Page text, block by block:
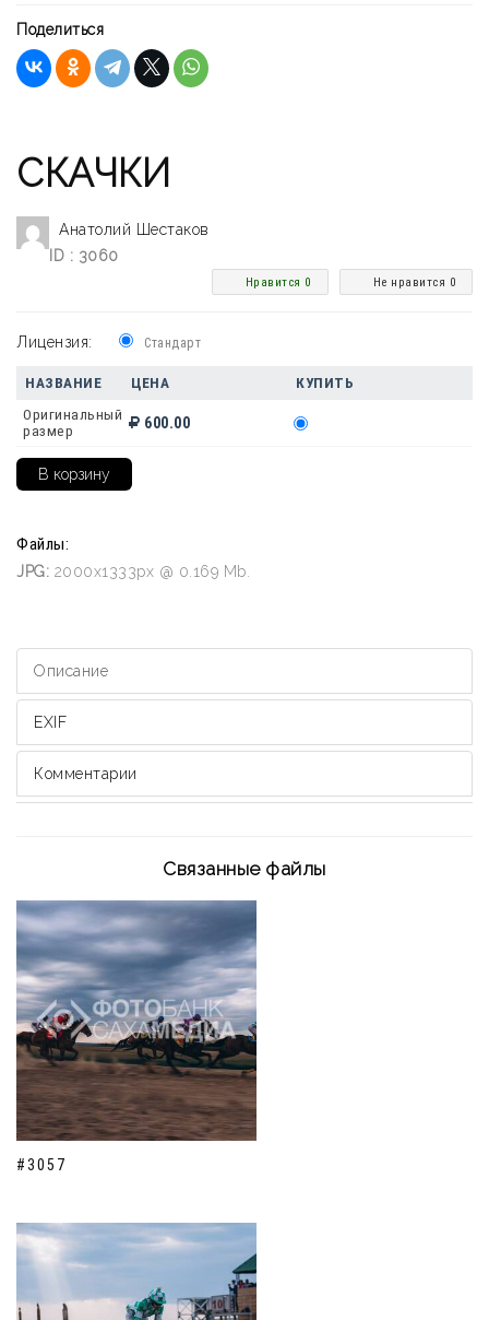
Поделиться
СКАЧКИ
Анатолий Шестаков
ID : 3060
Не нравится 0
Нравится 0
Лицензия: Стандарт
НАЗВАНИЕ ЦЕНА
КУПИТЬ
Оригинальный
размер
600.00
Файлы:
JPG: 2000x1333px @ 0.169 Mb.
Описание
EXIF
Комментарии
Связанные файлы
#3057